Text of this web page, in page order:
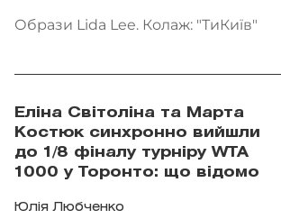
Образи Lida Lee. Колаж: "ТиКиїв"
Еліна Світоліна та Марта
Костюк синхронно вийшли
до 1/8 фіналу турніру WTA
1000 у Торонто: що відомо
Юлія Любченко